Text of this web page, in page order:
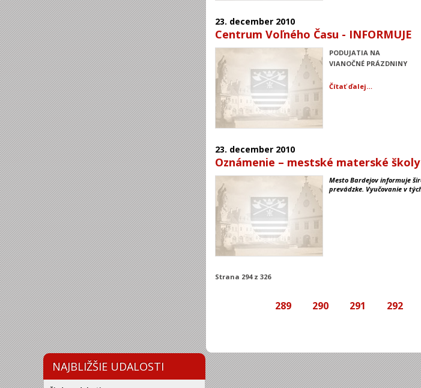
23. december 2010
Centrum Voľného Času - INFORMUJE
PODUJATIA NA
VIANOČNÉ PRÁZDNINY
Čítať ďalej…
23. december 2010
Oznámenie – mestské materské
Mesto Bardejov informuje
prevádzke. Vyučovanie v
Strana 294 z 326
289 290 291 292
NAJBLIŽŠIE UDALOSTI